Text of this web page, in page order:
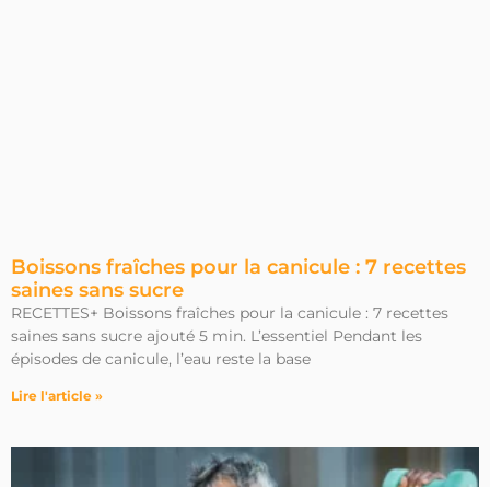
Boissons fraîches pour la canicule : 7 recettes
saines sans sucre
RECETTES+ Boissons fraîches pour la canicule : 7 recettes
saines sans sucre ajouté 5 min. L’essentiel Pendant les
épisodes de canicule, l’eau reste la base
Lire l'article »